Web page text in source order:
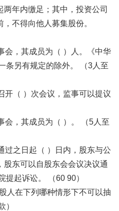
年内缴足；其中，投资公司
不得向他人募集股份。
会，其成员为（ ）人。《中华
条另有规定的除外。 （3人至
开（ ）次会议，监事可以提议
会，其成员为（ ）。 （5人至
过之日起（ ）日内，股东与公
东可以自股东会会议决议通
提起诉讼。 （60 90）
人在下列哪种情形下不可以抽
）